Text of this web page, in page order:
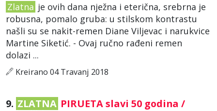
Zlatna je ovih dana nježna i eterična, srebrna je
robusna, pomalo gruba: u stilskom kontrastu
našli su se nakit-remen Diane Viljevac i narukvice
Martine Siketić. - Ovaj ručno rađeni remen
dolazi ...
Kreirano 04 Travanj 2018
9. ZLATNA PIRUETA slavi 50 godina /